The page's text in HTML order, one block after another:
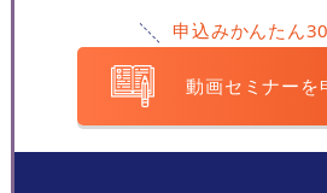
申込みかんたん
動画セミナーを